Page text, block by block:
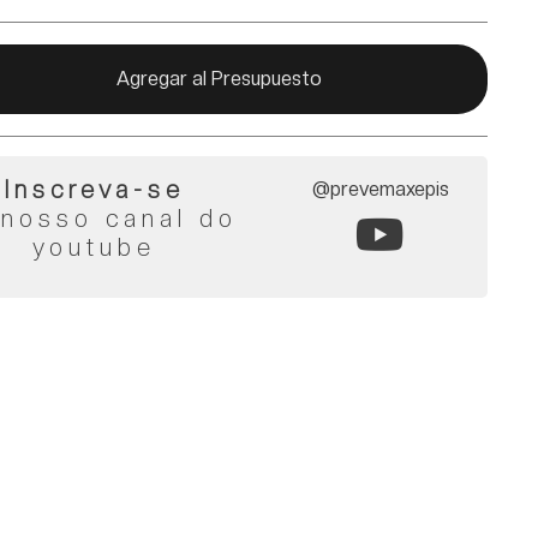
Agregar al Presupuesto
Inscreva-se
canal do
youtube
@prevemaxepis